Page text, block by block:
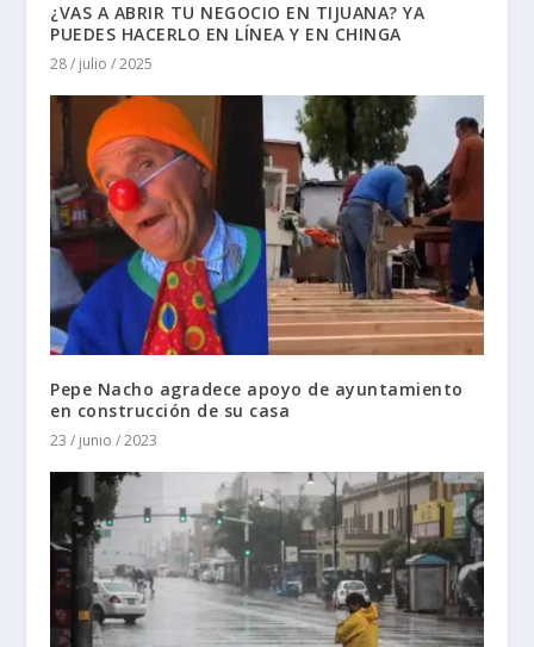
¿VAS A ABRIR TU NEGOCIO EN TIJUANA? YA
PUEDES HACERLO EN LÍNEA Y EN CHINGA
28 / julio / 2025
Pepe Nacho agradece apoyo de ayuntamiento
en construcción de su casa
23 / junio / 2023